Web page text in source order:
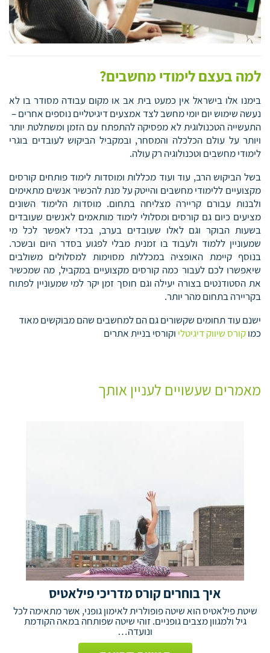
למה בעצם לימודי מחשבים?
בימנו אלו בישראל אין כמעט בית אב או מקום עבודה מסודר בו לא
נעשה שימוש יום יומי מחשב לצד אמצעים דיגיטליים נוספים אחרים –
התעשייה הטכנולוגית לא מפסיקה להתפתח עם הזמן ומשתלטת יותר
ויותר על עולם הכלכלה והמסחר, ובמקביל הביקוש לעובדים בוגרי
לימודי מחשבים וטכנולוגיה רק עולה.
בשל הביקוש הרב, עוד ועוד מכללות ומוסדות לימוד פותחים קורסים
מקצועיים ללימודי מחשבים והייטק על מנת להכשיר אנשים מתאימים
ולבנות עבורם קריירה מצליחה בתחום. מוסדות הלימוד השונים
מציעים כיום גם קורסים ומסלולי לימוד מותאמים לאנשים שעובדים
בשעות הבוקר וגם לאלו שעובדים בערב, בכדי לאפשר לכל מי
שמעוניין ללמוד ולעבוד בו זמנית מבלי לפגוע בסדר היום ובשכר.
בנוסף קיימת האופציה במכללות מסוימות למסלולים משולבים
שיאפשרו לכם לעבור כמה קורסים מקצועיים במקביל, מה שמכשיר
את הסטודנטים בצורה יעילה וגם חוסך זמן יקר למי שמעוניין לפתוח
בקריירה בתחום מהר יותר.
ישנם עוד תחומים שקשורים גם הם למחשבים שהם מבוקשים מאוד
כמוקורס שיווק דיגיטלי וקורסי בניית אתרים
מאמרים שעשויים לעניין אותך
איך בוחרים קורס מדריכי פילאטיס
שיטת פילאטיס הוא שיטה פופולרית לאימון גופני, אשר מתאימה לכל
גיל ולמגוון מצבים גופניים. זוהי שיטה שפותחה במאה הקודמת
ונועדה…